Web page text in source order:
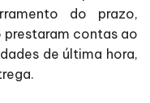
do prazo,
prestaram contas ao
de última hora,